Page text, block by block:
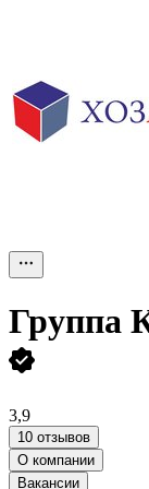
Группа
3,9
10 отзывов
О компании
Вакансии